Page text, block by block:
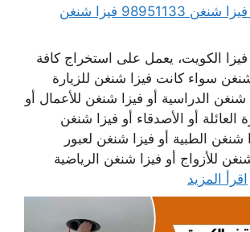
مكتب استخراج فيزا شنغن 98951133 فيزا شنغن
الكويت، يعمل على استخراج كافة
سواء كانت فيزا شنغن للزيارة
شنغن الدراسية أو فيزا شنغن للأعمال أو
العائلة أو الأصدقاء أو فيزا شنغن
شنغن الطبية أو فيزا شنغن لعبور
للأزواج أو فيزا شنغن الرياضية
اقرأ المزيد